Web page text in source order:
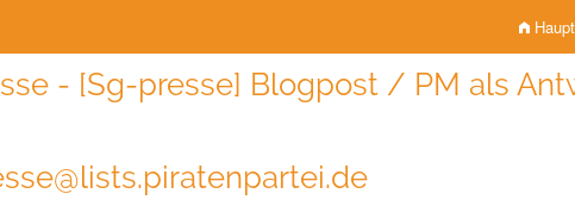
- [Sg-presse] Blogpost / PM als